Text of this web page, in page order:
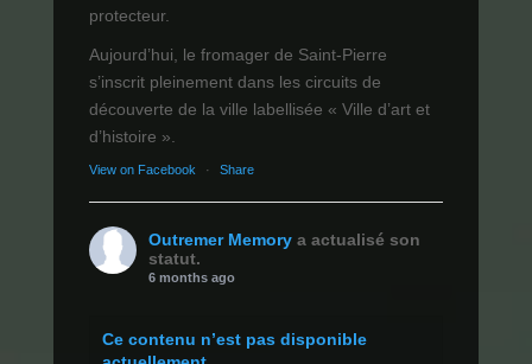
protecteur.
Aujourd’hui, le fromager de Saint-Pierre
s’inscrit pleinement dans les circuits de
découverte de la ville labellisée « Ville d’art et
d’histoire ».
View on Facebook · Share
Outremer Memory a actualisé son
statut.
6 months ago
Ce contenu n’est pas disponible